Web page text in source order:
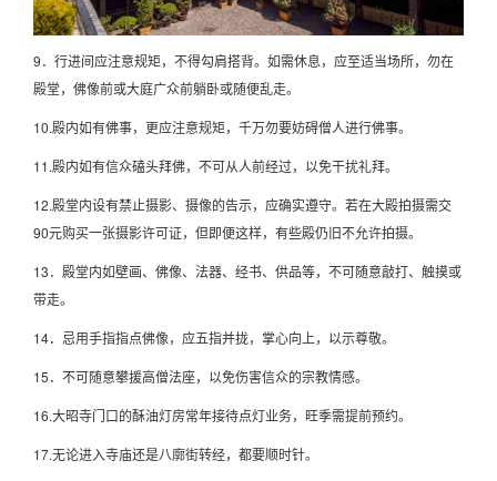
9．行进间应注意规矩，不得勾肩搭背。如需休息，应至适当场所，勿在
殿堂，佛像前或大庭广众前躺卧或随便乱走。
10.殿内如有佛事，更应注意规矩，千万勿要妨碍僧人进行佛事。
11.殿内如有信众磕头拜佛，不可从人前经过，以免干扰礼拜。
12.殿堂内设有禁止摄影、摄像的告示，应确实遵守。若在大殿拍摄需交
90元购买一张摄影许可证，但即便这样，有些殿仍旧不允许拍摄。
13．殿堂内如壁画、佛像、法器、经书、供品等，不可随意敲打、触摸或
带走。
14．忌用手指指点佛像，应五指并拢，掌心向上，以示尊敬。
15．不可随意攀援高僧法座，以免伤害信众的宗教情感。
16.大昭寺门口的酥油灯房常年接待点灯业务，旺季需提前预约。
17.无论进入寺庙还是八廓街转经，都要顺时针。